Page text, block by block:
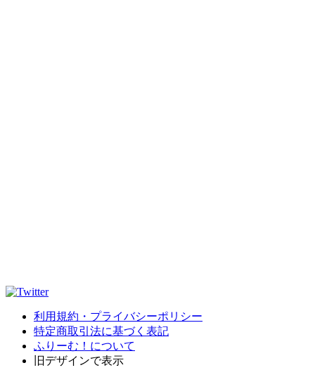
利用規約・プライバシーポリシー
特定商取引法に基づく表記
ふりーむ！について
旧デザインで表示